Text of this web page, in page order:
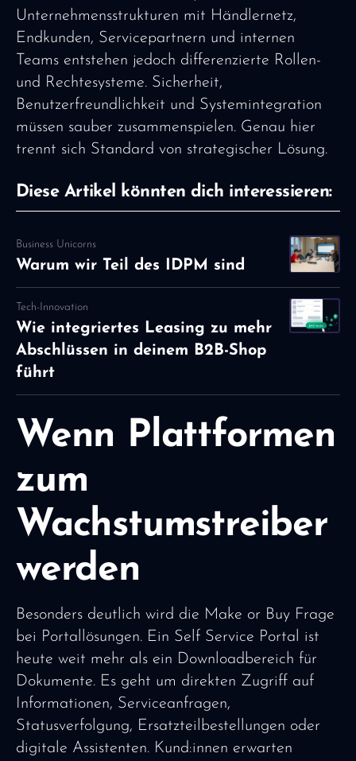
Unternehmensstrukturen mit Händlernetz,
Endkunden, Servicepartnern und internen
Teams entstehen jedoch differenzierte Rollen-
und Rechtesysteme. Sicherheit,
Benutzerfreundlichkeit und Systemintegration
müssen sauber zusammenspielen. Genau hier
trennt sich Standard von strategischer Lösung.
Diese Artikel könnten dich interessieren:
Business Unicorns
Warum wir Teil des IDPM sind
Tech-Innovation
Wie integriertes Leasing zu mehr
Abschlüssen in deinem B2B-Shop
führt
Wenn Plattformen
zum
Wachstumstreiber
werden
Besonders deutlich wird die Make or Buy Frage
bei Portallösungen. Ein Self Service Portal ist
heute weit mehr als ein Downloadbereich für
Dokumente. Es geht um direkten Zugriff auf
Informationen, Serviceanfragen,
Statusverfolgung, Ersatzteilbestellungen oder
digitale Assistenten. Kund:innen erwarten